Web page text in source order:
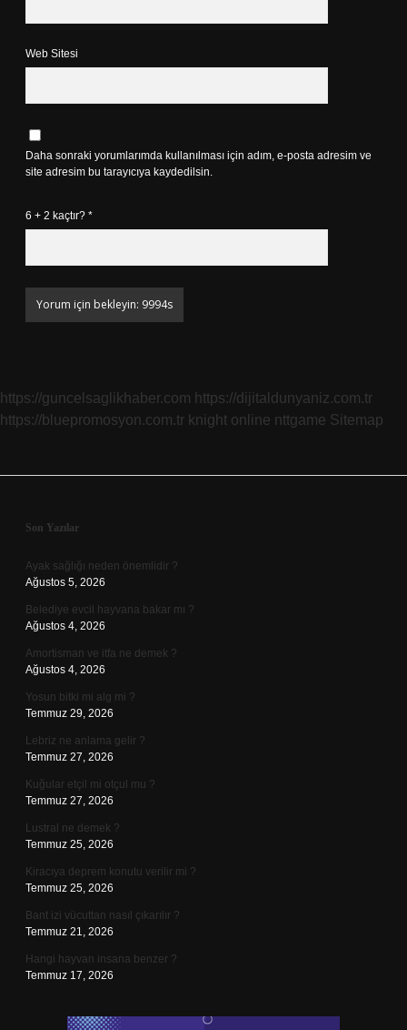
Web Sitesi
Daha sonraki yorumlarımda kullanılması için adım, e-posta adresim ve
site adresim bu tarayıcıya kaydedilsin.
6 + 2 kaçtır? *
https://guncelsaglikhaber.com https://dijitaldunyaniz.com.tr
https://bluepromosyon.com.tr knight online nttgame Sitemap
Sidebar
Son Yazılar
Ayak sağlığı neden önemlidir ?
Ağustos 5, 2026
Belediye evcil hayvana bakar mı ?
Ağustos 4, 2026
Amortisman ve itfa ne demek ?
Ağustos 4, 2026
Yosun bitki mi alg mi ?
Temmuz 29, 2026
Lebriz ne anlama gelir ?
Temmuz 27, 2026
Kuğular etçil mi otçul mu ?
Temmuz 27, 2026
Lustral ne demek ?
Temmuz 25, 2026
Kiracıya deprem konutu verilir mi ?
Temmuz 25, 2026
Bant izi vücuttan nasıl çıkarılır ?
Temmuz 21, 2026
Hangi hayvan insana benzer ?
Temmuz 17, 2026